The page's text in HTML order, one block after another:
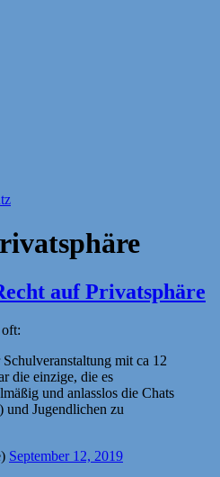
auf Privatsphäre
mit ca 12
die einzige, die es
und anlasslos die Chats
und Jugendlichen zu
September 12, 2019